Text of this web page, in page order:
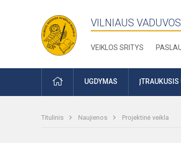
VILNIAUS
VEIKLOS SRITYS
PRADŽIAUGDYMAS ĮTRAUKUSIS
Titulinis Naujienos Projektinė veikla